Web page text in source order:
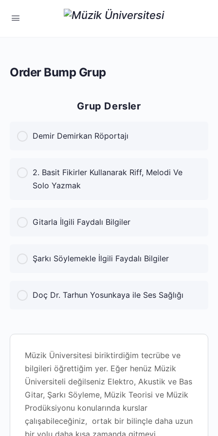
Order Bump Grup
Grup Dersler
Demir Demirkan Röportajı
KURS İLERLEME
0% Tamamlandı 0/0 Adımlar
2. Basit Fikirler Kullanarak Riff, Melodi Ve
Solo Yazmak
KURS İLERLEME
0% Tamamlandı 0/0 Adımlar
Gitarla İlgili Faydalı Bilgiler
KURS İLERLEME
0% Tamamlandı 0/0 Adımlar
Şarkı Söylemekle İlgili Faydalı Bilgiler
KURS İLERLEME
0% Tamamlandı
0/0 Adımlar
Doç Dr. Tarhun Yosunkaya ile Ses Sağlığı
0% Tamamlandı 0/0 Adımlar
Müzik Üniversitesi biriktirdiğim tecrübe ve
bilgileri öğrettiğim yer. Eğer henüz Müzik
Üniversiteli değilseniz Elektro, Akustik ve Bas
Gitar, Şarkı Söyleme, Müzik Teorisi ve Müzik
Prodüksiyonu konularında kurslar
çalışabileceğiniz, ortak bir bilinçle daha uzun
bir yolu daha kısa zamanda gitmeyi